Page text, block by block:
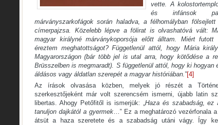
vette. A
és infánsok
márványszarkofágok során haladva, a félhomályban
címerpajzsa. Közelebb lépve a fölirat is olvashatóvá vált:
magyar királyné márványkoporsója előtt álltam. Miért
éreztem meghatottságot? Függetlenül attól, hogy Mária
Magyarországon (bár több jel is utal arra, hogy kötődése a
Brüsszelben is megmaradt). S függetlenül attól, hogy ki hogyan
áldásos vagy áldatlan szerepét a magyar históriában.”[4]
Az írások olvasása közben, melyek jó részét a
szerkesztőjeként már volt szerencsém ismerni, újabb latin
libertas. Ahogy Petőfitől is ismerjük: „Haza és szabadság,
tanuljon dajkától a gyermek…” Ez a meghatározó vezérfonala
átsüt a haza szeretete és a szabadság utáni vágy. Így